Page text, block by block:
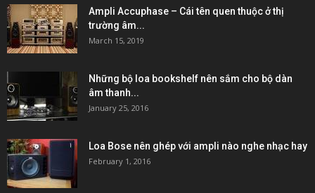
Ampli Accuphase – Cái tên quen thuộc ở thị
trường âm...
March 15, 2019
Những bộ loa bookshelf nên sắm cho bộ dàn
âm thanh...
January 25, 2016
Loa Bose nên ghép với ampli nào nghe nhạc hay
February 1, 2016